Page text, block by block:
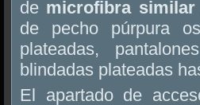
de microfibra
de pecho púrpura
plateadas,
blindadas plateadas
El apartado de